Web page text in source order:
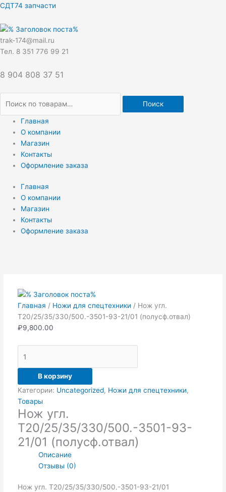
Перейти
содержимому
СДТ74 запчасти
trak-174@mail.ru
Тел. 8 351 776 99 21
8 904 808 37 51
Искать:
Поиск
Главная
О компании
Магазин
Контакты
Оформление заказа
Главная
О компании
Магазин
Контакты
Оформление заказа
Главная / Ножи для спецтехники / Нож угл.
Т20/25/35/330/500.-3501-93-21/01 (полусф.отвал)
₽9,800.00
Т20/25/35/330/500.-3501-
93-
21/01
(полусф.отвал)
В корзину
Категории: Uncategorized, Ножи для спецтехники,
Товары
Нож угл.
Т20/25/35/330/500.-3501-93-
21/01 (полусф.отвал)
Описание
Отзывы (0)
Нож угл. Т20/25/35/330/500.-3501-93-21/01